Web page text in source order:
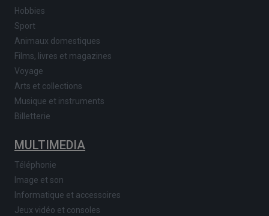
Hobbies
Sport
Animaux domestiques
Films, livres et magazines
Voyage
Arts et collections
Musique et instruments
Billetterie
MULTIMEDIA
Téléphonie
Image et son
Informatique et accessoires
Jeux vidéo et consoles